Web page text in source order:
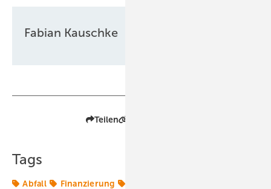
Fabian Kauschke
Teilen
Tags
Abfall Finanzierung